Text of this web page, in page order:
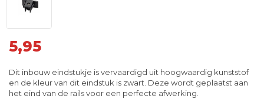
5,95
Dit inbouw eindstukje is vervaardigd uit hoogwaardig kunststof
en de kleur van dit eindstuk is zwart. Deze wordt geplaatst aan
het eind van de rails voor een perfecte afwerking.